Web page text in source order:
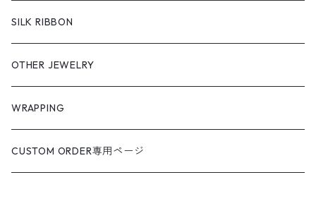
SILK RIBBON
OTHER JEWELRY
WRAPPING
CUSTOM ORDER専用ページ